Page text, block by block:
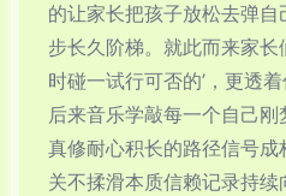
的让家长把孩子放松去弹
步长久阶梯。就此而来家长
时碰一试行可否的’，更透
后来音乐学敲每一个自己刚
真修耐心积长的路径信号
关不揉滑本质信赖记录持